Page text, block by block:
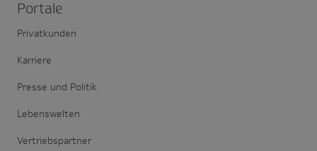
Portale
Privatkunden
Karriere
Presse und Politik
Lebenswelten
Vertriebspartner